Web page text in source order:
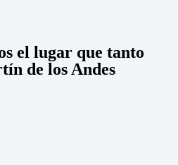
el lugar que tanto
de los Andes